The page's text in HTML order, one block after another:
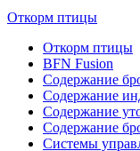
Откорм птицы
Откорм птицы
BFN Fusion
Содержание
Содержание
Содержание
Содержание
Системы